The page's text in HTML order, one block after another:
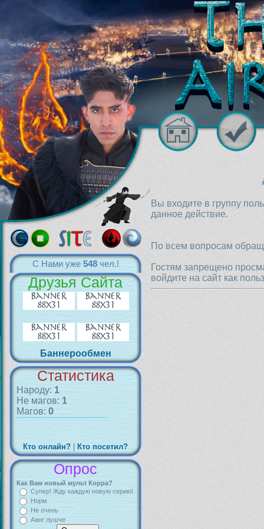
С Нами уже 548чел.!
Друзья Сайта
Баннерообмен
Статистика
Народу: 1
Не магов: 1
Магов: 0
Кто онлайн? Кто посетил?
Опрос
Как Вам новый мульт Корра?
Супер! Жду каждую новую серию!
Норм
Не очень
Аанг лушче
Вы входите в группу
данное действие.
По всем вопросам
Гостям запрещено
войдите на сайт как